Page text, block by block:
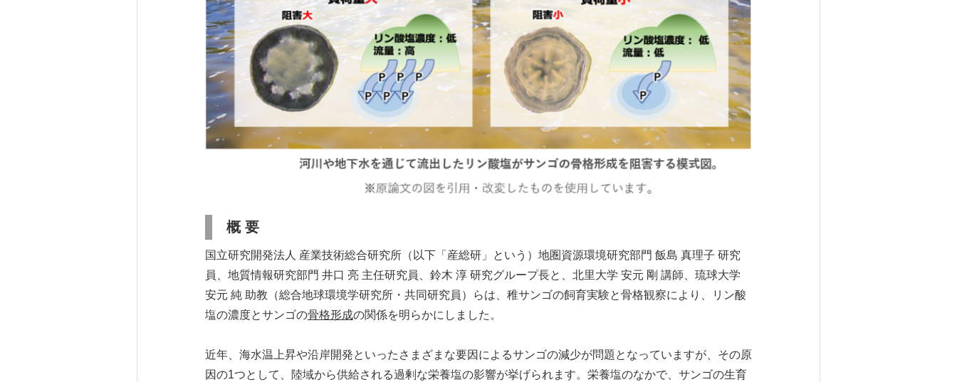
概 要
国立研究開発法人 産業技術総合研究所（以下「産総研」という）地圏資源環境研究部門 飯島 真理子 研究
員、地質情報研究部門 井口 亮 主任研究員、鈴木 淳 研究グループ長と、北里大学 安元 剛 講師、琉球大学
安元 純 助教（総合地球環境学研究所・共同研究員）らは、稚サンゴの飼育実験と骨格観察により、リン酸
塩の濃度とサンゴの骨格形成の関係を明らかにしました。
近年、海水温上昇や沿岸開発といったさまざまな要因によるサンゴの減少が問題となっていますが、その原
因の1つとして、陸域から供給される過剰な栄養塩の影響が挙げられます。栄養塩のなかで、サンゴの生育